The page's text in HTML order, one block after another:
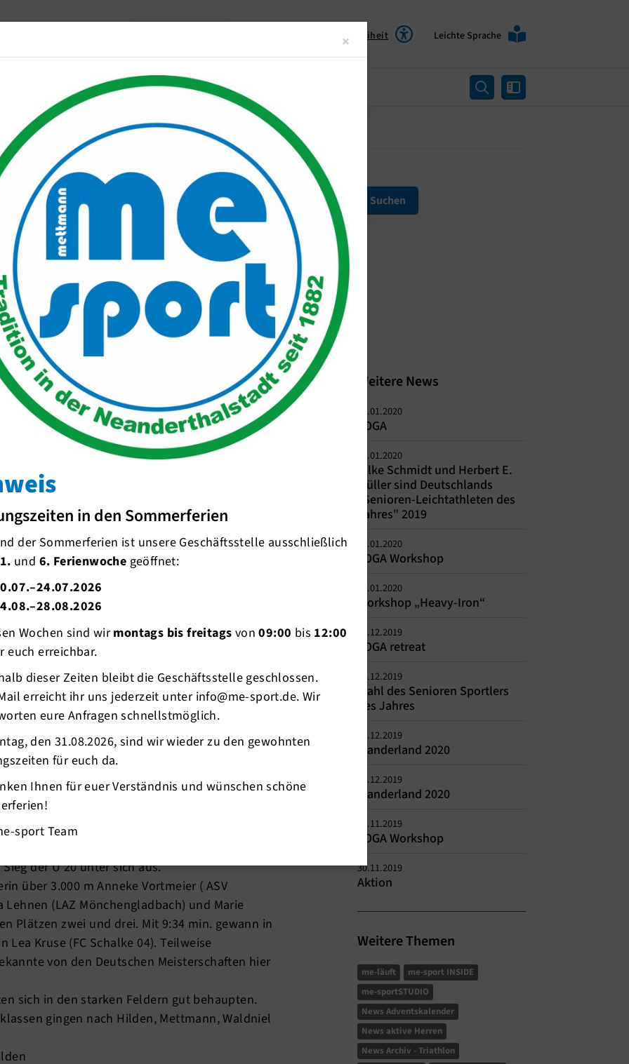
Barrierefreiheit Leichte Sprache
Unser Verein Mitgliederservice
zum Jahresende
auf den 1. Platz. Außerdem ging Gold
alle Athleten/Athletinnen und die Trainer zu diesem
in 2020 gespannt macht.
Cross-Strecke waren gegeben. Seit
war auf den Rasenteilen gut aufgeweicht.
) musste leider verzichtet werden, da
der Regen mal eine Pause und die
stattfinden. Allerdings waren die
und meist glücklich das Ziel.
es kamen noch einige hinzu ) der Deutschen
für schnelle Rennen.
( 3.000 m Hindernis ) Frederik
Ziel-Sieg in 16:03 min.. Bei einem
Steffen Uliczka ( TSV Kronshagen –
3.000 m Hindernis ) die Gelegenheit eines
Zweiter des Hauptlaufs.
knapp achtzig Athleten dem Starter. Das
da man heil aus dem Gedränge kommen
Myhl (Platz 5 bzw. 2 in Deutschland über 800
der U 20 unter sich aus.
über 3.000 m Anneke Vortmeier ( ASV
(LAZ Mönchengladbach) und Marie
Plätzen zwei und drei. Mit 9:34 min. gewann in
Lea Kruse (FC Schalke 04). Teilweise
von den Deutschen Meisterschaften hier
sich in den starken Feldern gut behaupten.
gingen nach Hilden, Mettmann, Waldniel
Weitere News
19.01.2020
YOGA
15.01.2020
Silke Schmidt und Herbert E.
Müller sind Deutschlands
"Senioren-Leichtathleten des
Jahres" 2019
11.01.2020
YOGA Workshop
06.01.2020
Workshop „Heavy-Iron“
23.12.2019
YOGA retreat
16.12.2019
Wahl des Senioren Sportlers
des Jahres
09.12.2019
Wanderland 2020
09.12.2019
Wanderland 2020
30.11.2019
YOGA Workshop
30.11.2019
Aktion
Weitere Themen
me-läuft
me-sport INSIDE
me-sportSTUDIO
News Adventskalender
News aktive Herren
News Archiv - Triathlon
× Close
in den Sommerferien
der Sommerferien ist unsere Geschäftsstelle ausschließlich
und 6. Ferienwoche geöffnet:
Wochen sind wirmontags bis freitags von09:00 bis 12:00
euch erreichbar.
dieser Zeiten bleibt die Geschäftsstelle geschlossen.
erreicht ihr uns jederzeit unter info@me-sport.de. Wir
eure Anfragen schnellstmöglich.
den 31.08.2026, sind wir wieder zu den gewohnten
für euch da.
Ihnen für euer Verständnis und wünschen schöne
sport Team